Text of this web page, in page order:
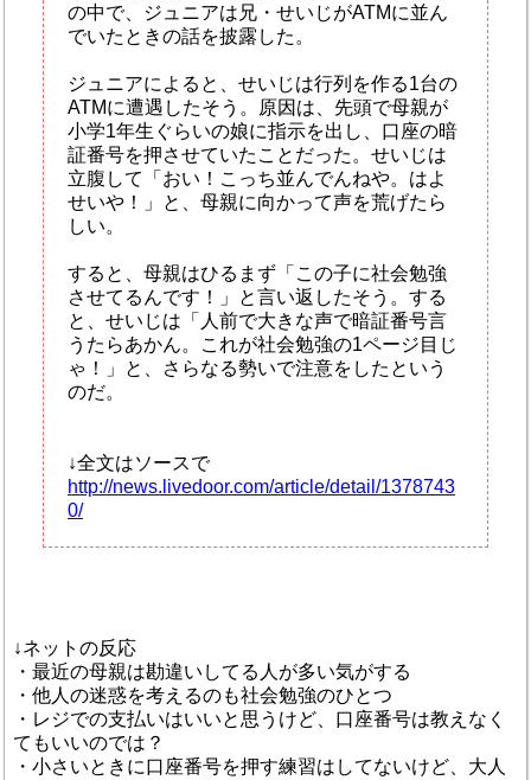
の中で、ジュニアは兄・せいじがATMに並ん
でいたときの話を披露した。
ジュニアによると、せいじは行列を作る1台の
ATMに遭遇したそう。原因は、先頭で母親が
小学1年生ぐらいの娘に指示を出し、口座の暗
証番号を押させていたことだった。せいじは
立腹して「おい！こっち並んでんねや。はよ
せいや！」と、母親に向かって声を荒げたら
しい。
すると、母親はひるまず「この子に社会勉強
させてるんです！」と言い返したそう。する
と、せいじは「人前で大きな声で暗証番号言
うたらあかん。これが社会勉強の1ページ目じ
ゃ！」と、さらなる勢いで注意をしたという
のだ。
↓全文はソースで
http://news.livedoor.com/article/detail/1378743
0/
↓ネットの反応
・最近の母親は勘違いしてる人が多い気がする
・他人の迷惑を考えるのも社会勉強のひとつ
・レジでの支払いはいいと思うけど、口座番号は教えなく
てもいいのでは？
・小さいときに口座番号を押す練習はしてないけど、大人